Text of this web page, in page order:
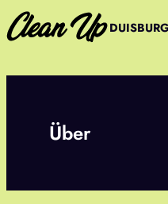
Zum
Inhalt
Über